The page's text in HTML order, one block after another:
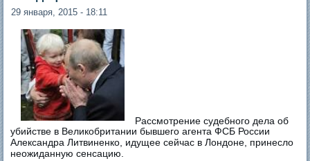
29 января, 2015 - 18:11
Рассмотрение судебного дела об
убийстве в Великобритании бывшего агента ФСБ России
Александра Литвиненко, идущее сейчас в Лондоне, принесло
неожиданную сенсацию.